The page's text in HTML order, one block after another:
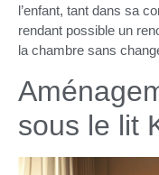
l’enfant, tant dans sa
rendant possible un
la chambre sans
sous le lit